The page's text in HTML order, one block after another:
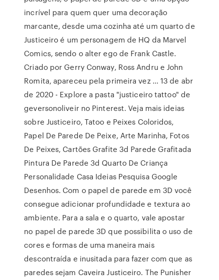
incrível para quem quer uma decoração
marcante, desde uma cozinha até um quarto de
Justiceiro é um personagem de HQ da Marvel
Comics, sendo o alter ego de Frank Castle.
Criado por Gerry Conway, Ross Andru e John
Romita, apareceu pela primeira vez … 13 de abr
de 2020 - Explore a pasta "justiceiro tattoo" de
geversonoliveir no Pinterest. Veja mais ideias
sobre Justiceiro, Tatoo e Peixes Coloridos,
Papel De Parede De Peixe, Arte Marinha, Fotos
De Peixes, Cartões Grafite 3d Parede Grafitada
Pintura De Parede 3d Quarto De Criança
Personalidade Casa Ideias Pesquisa Google
Desenhos. Com o papel de parede em 3D você
consegue adicionar profundidade e textura ao
ambiente. Para a sala e o quarto, vale apostar
no papel de parede 3D que possibilita o uso de
cores e formas de uma maneira mais
descontraída e inusitada para fazer com que as
paredes sejam Caveira Justiceiro. The Punisher